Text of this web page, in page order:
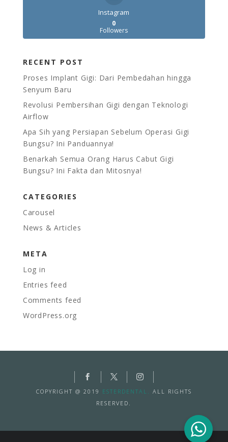
Instagram
0
Followers
RECENT POST
Proses Implant Gigi: Dari Pembedahan hingga
Senyum Baru
Revolusi Pembersihan Gigi dengan Teknologi
Airflow
Apa Sih yang Persiapan Sebelum Operasi Gigi
Bungsu? Ini Panduannya!
Benarkah Semua Orang Harus Cabut Gigi
Bungsu? Ini Fakta dan Mitosnya!
CATEGORIES
Carousel
News & Articles
META
Log in
Entries feed
Comments feed
WordPress.org
COPYRIGHT @ 2019 ESTERDENTAL. ALL RIGHTS
RESERVED.